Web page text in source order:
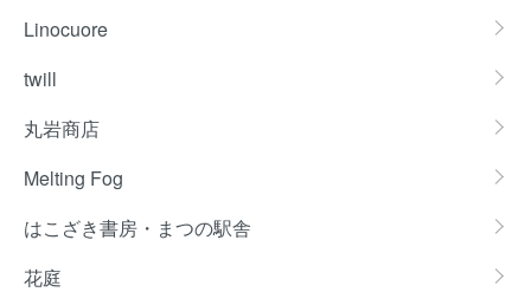
Linocuore
twill
丸岩商店
Melting Fog
はこざき書房・まつの駅舎
花庭